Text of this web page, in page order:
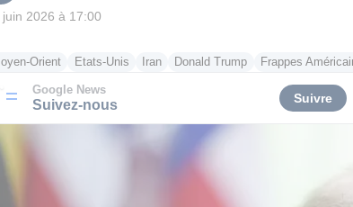
juin 2026 à 17:00
Orient Etats-Unis Iran Donald Trump Frappes
Google News
Suivez-nous Suivre